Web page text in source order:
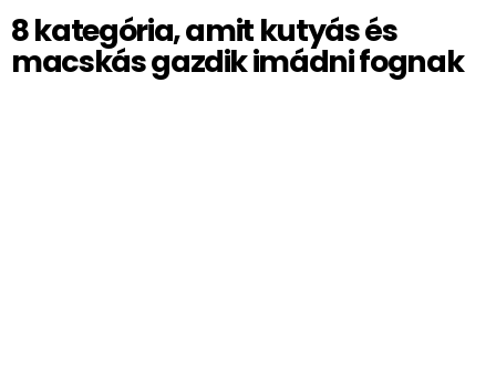
8 kategória, amit kutyás és
macskás gazdik imádni fognak